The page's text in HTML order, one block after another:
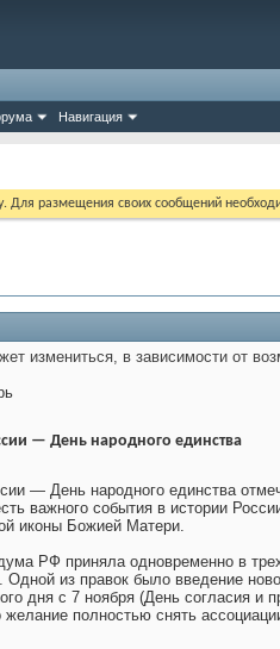
Навигация
Для размещения своих сообщений
измениться, в зависимости от
— День народного единства
— День народного единства
важного события в истории
иконы Божией Матери.
РФ приняла одновременно в
из правок было введение
дня с 7 ноября (День согласия
желание полностью снять